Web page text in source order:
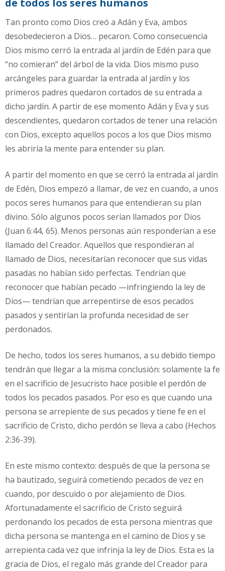
de todos los seres humanos
Tan pronto como Dios creó a Adán y Eva, ambos
desobedecieron a Dios… pecaron. Como consecuencia
Dios mismo cerró la entrada al jardín de Edén para que
“no comieran” del árbol de la vida. Dios mismo puso
arcángeles para guardar la entrada al jardín y los
primeros padres quedaron cortados de su entrada a
dicho jardín. A partir de ese momento Adán y Eva y sus
descendientes, quedaron cortados de tener una relación
con Dios, excepto aquellos pocos a los que Dios mismo
les abriría la mente para entender su plan.
A partir del momento en que se cerró la entrada al jardín
de Edén, Dios empezó a llamar, de vez en cuando, a unos
pocos seres humanos para que entendieran su plan
divino. Sólo algunos pocos serían llamados por Dios
(Juan 6:44, 65). Menos personas aún responderían a ese
llamado del Creador. Aquellos que respondieran al
llamado de Dios, necesitarían reconocer que sus vidas
pasadas no habían sido perfectas. Tendrían que
reconocer que habían pecado —infringiendo la ley de
Dios— tendrían que arrepentirse de esos pecados
pasados y sentirían la profunda necesidad de ser
perdonados.
De hecho, todos los seres humanos, a su debido tiempo
tendrán que llegar a la misma conclusión: solamente la fe
en el sacrificio de Jesucristo hace posible el perdón de
todos los pecados pasados. Por eso es que cuando una
persona se arrepiente de sus pecados y tiene fe en el
sacrificio de Cristo, dicho perdón se lleva a cabo (Hechos
2:36-39).
En este mismo contexto: después de que la persona se
ha bautizado, seguirá cometiendo pecados de vez en
cuando, por descuido o por alejamiento de Dios.
Afortunadamente el sacrificio de Cristo seguirá
perdonando los pecados de esta persona mientras que
dicha persona se mantenga en el camino de Dios y se
arrepienta cada vez que infrinja la ley de Dios. Esta es la
gracia de Dios, el regalo más grande del Creador para